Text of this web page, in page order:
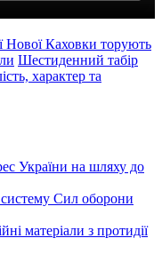
Нової Каховки торують
Шестиденний табір
характер та
України на шляху до
Сил оборони
матеріали з протидії